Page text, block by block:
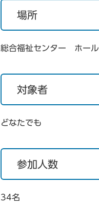
場所
総合福祉センター ホール
対象者
どなたでも
参加人数
34名